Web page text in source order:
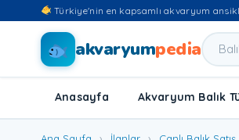
Türkiye'nin en kapsamlı akvaryum
akvaryumpedia
Anasayfa Akvaryum Balık